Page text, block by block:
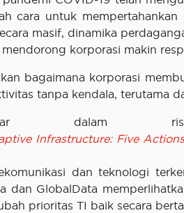
cara untuk mempertahankan
masif, dinamika
korporasi makin
bagaimana korporasi
tanpa kendala, terutama
Infrastructure: Five
dan teknologi
dan GlobalData
prioritas TI baik secara